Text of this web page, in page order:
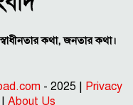
কথা, জনতার কথা।
- 2025 | Privacy
About Us